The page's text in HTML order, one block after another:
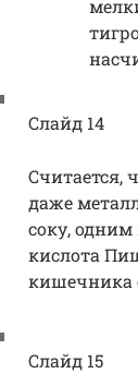
Слайд 14
Считается,
даже
соку,
кислота
кишечника
Слайд 15